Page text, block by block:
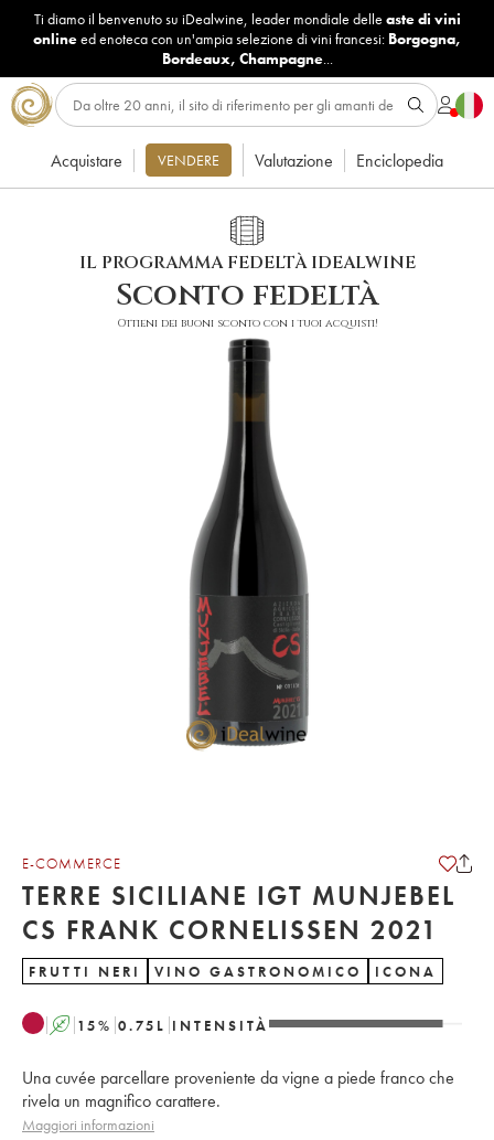
Ti diamo il benvenuto su iDealwine, leader mondiale delle aste di vini
onlineed enoteca con un'ampia selezione di vini francesi: Borgogna,
Bordeaux, Champagne...
Acquistare VENDERE Valutazione Enciclopedia
IL PROGRAMMA FEDELTÀ IDEALWINE
Sconto fedeltà
Ottieni dei buoni sconto con i tuoi acquisti!
E-COMMERCE
TERRE SICILIANE IGT MUNJEBEL
CS FRANK CORNELISSEN 2021
FRUTTI NERI VINO GASTRONOMICO ICONA
A 15% 0.75 L INTENSITÀ
Una cuvée parcellare proveniente da vigne a piede franco che
rivela un magnifico carattere.
Maggiori informazioni